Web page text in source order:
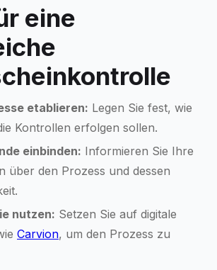
eine
etablieren: Legen Sie fest, wie
Kontrollen erfolgen sollen.
einbinden: Informieren Sie Ihre
über den Prozess und dessen
nutzen: Setzen Sie auf digitale
Carvion, um den Prozess zu